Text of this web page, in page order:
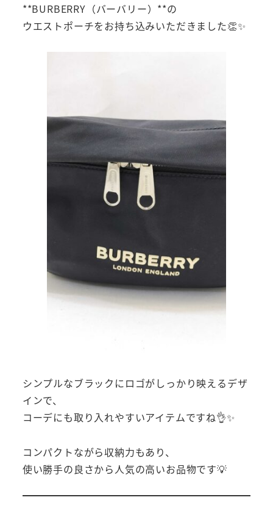
**BURBERRY（バーバリー）**の
ウエストポーチをお持ち込みいただきました👏✨
シンプルなブラックにロゴがしっかり映えるデザ
インで、
コーデにも取り入れやすいアイテムですね👌✨
コンパクトながら収納力もあり、
使い勝手の良さから人気の高いお品物です💡